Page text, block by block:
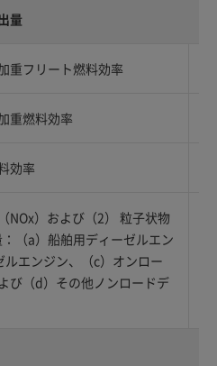
量
重フリート燃料効率
重燃料効率
効率
NOx）および（2） 粒子状物
（a）船舶用ディーゼルエン
エンジン、（c）オンロー
び（d）その他ノンロードデ